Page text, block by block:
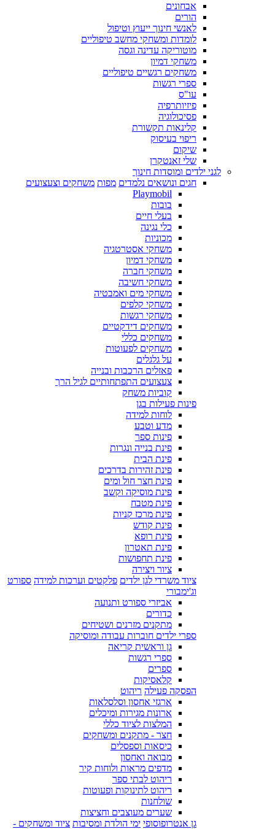
אבחונים
הורים
לאנשי חינוך ייעוץ וטיפול
לומדות ומשחקי מחשב טיפוליים
מוטוריקה עדינה וגסה
משחקי דמיון
משחקים רגשיים טיפוליים
ספרי רגשות
עו"ס
פיזיותרפיה
פסיכולוגיה
קלינאות תקשורת
ריפוי בעיסוק
שיקום
שלי זאנטקרן
לגני ילדים ומוסדות חינוך
חגים ונושאים נלמדים מפות משחקים וצעצועים
Playmobil
בובות
בעלי חיים
כלי נגינה
מכוניות
משחקי אסטרטגיה
משחקי דמיון
משחקי חברה
משחקי חשיבה
משחקי מים ואמבטיה
משחקי קלפים
משחקי רגשות
משחקים דידקטיים
משחקים כללי
משחקים לפעוטות
על גלגלים
פאזלים הרכבות ובנייה
צעצועים התפתחותיים לגיל הרך
קוביות משחק
פינות פעילות בגן
לוחות למידה
מדע וטבע
פינות ספר
פינת בנייה ונגרות
פינת הבית
פינת זהירות בדרכים
פינת חצר חול ומים
פינת מוסיקה וקשב
פינת מטבח
פינת מרכז קניות
פינת קודש
פינת רופא
פינת תאטרון
פינת תחפושות
ציור ויצירה
ציוד משרדי לגן ילדים פלקטים וערכות למידה ספורט
וג'ימבורי
אביזרי ספורט ותנועה
כדורים
מתקנים מזרנים ושטיחים
ספרי ילדים חוברות עבודה ומוסיקה
גן וראשית קריאה
ספרי רגשות
ספרים
קלאסיקות
הפסקה פעילה ריהוט
ארגזי אחסון וסלסלאות
ארונות מגירות ומיכלים
המלצות לציוד כללי
חצר - מתקנים ומשחקים
כיסאות וספסלים
מבואה ואחסון
מדפים מראות ולוחות קיר
ריהוט לבתי ספר
ריהוט לתינוקות ופעוטות
שולחנות
שערים מעוצבים וחציצות
גן אנטרופוסופי ימי הולדת ומסיבות ציוד ומשחקים -